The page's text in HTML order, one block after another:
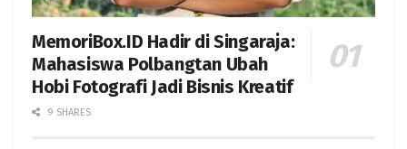
MemoriBox.ID Hadir di Singaraja:
Mahasiswa Polbangtan Ubah
Hobi Fotografi Jadi Bisnis Kreatif
9 SHARES